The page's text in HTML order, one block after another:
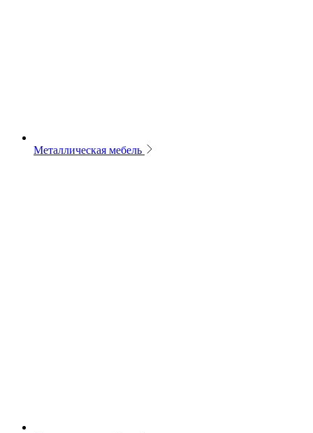
Металлическая мебель